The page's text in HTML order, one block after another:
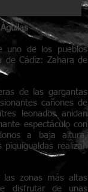
uno de los pueblos
de Cádiz: Zahara de
de las gargantas
cañones de
leonados anidan
espectáculo con
a baja altura,
piquigualdas realizan
las zonas más altas
disfrutar de unas